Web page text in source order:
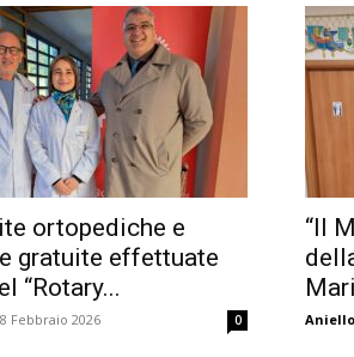
ortopediche e
gratuite effettuate
“Rotary...
Febbraio 2026 0
“Il